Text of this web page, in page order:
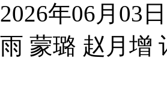
2026年06月03日
雨 蒙璐 赵月增